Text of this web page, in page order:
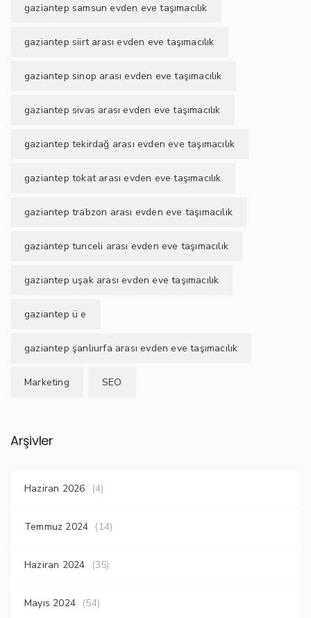
gaziantep samsun evden eve taşımacılık
gaziantep siirt arası evden eve taşımacılık
gaziantep sinop arası evden eve taşımacılık
gaziantep sivas arası evden eve taşımacılık
gaziantep tekirdağ arası evden eve taşımacılık
gaziantep tokat arası evden eve taşımacılık
gaziantep trabzon arası evden eve taşımacılık
gaziantep tunceli arası evden eve taşımacılık
gaziantep uşak arası evden eve taşımacılık
gaziantep ü e
gaziantep şanlıurfa arası evden eve taşımacılık
Marketing SEO
Arşivler
Haziran 2026 (4)
Temmuz 2024 (14)
Haziran 2024 (35)
Mayıs 2024 (54)